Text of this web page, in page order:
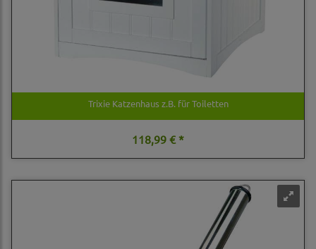
Trixie Katzenhaus z.B. für Toiletten
118,99 € *